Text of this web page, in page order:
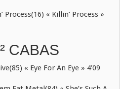
« Killin’ Process »
CABAS
« Eye For An Eye » 4’09